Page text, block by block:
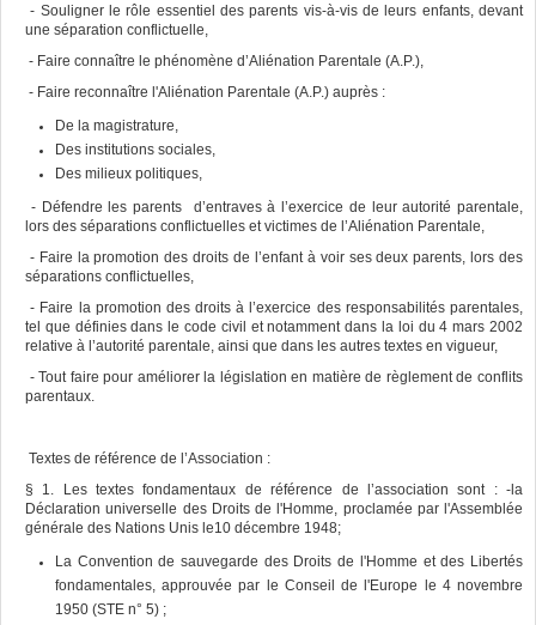
- Souligner le rôle essentiel des parents vis-à-vis de leurs enfants, devant
une séparation conflictuelle,
- Faire connaître le phénomène d’Aliénation Parentale (A.P.),
- Faire reconnaître l'Aliénation Parentale (A.P.) auprès :
De la magistrature,
Des institutions sociales,
Des milieux politiques,
- Défendre les parents d’entraves à l’exercice de leur autorité parentale,
lors des séparations conflictuelles et victimes de l’Aliénation Parentale,
- Faire la promotion des droits de l’enfant à voir ses deux parents, lors des
séparations conflictuelles,
- Faire la promotion des droits à l’exercice des responsabilités parentales,
tel que définies dans le code civil et notamment dans la loi du 4 mars 2002
relative à l’autorité parentale, ainsi que dans les autres textes en vigueur,
- Tout faire pour améliorer la législation en matière de règlement de conflits
parentaux.
Textes de référence de l’Association :
§ 1. Les textes fondamentaux de référence de l’association sont : -la
Déclaration universelle des Droits de l'Homme, proclamée par l'Assemblée
générale des Nations Unis le10 décembre 1948;
La Convention de sauvegarde des Droits de l'Homme et des Libertés
fondamentales, approuvée par le Conseil de l'Europe le 4 novembre
1950 (STE n° 5) ;